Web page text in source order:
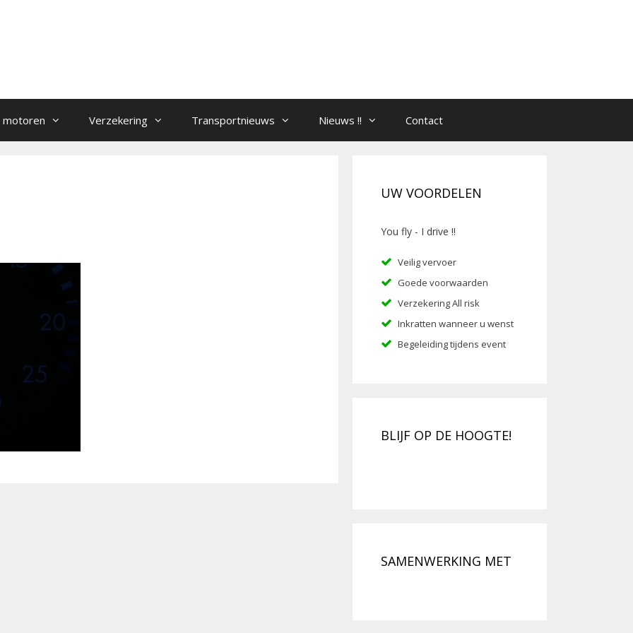
Verzekering Transportnieuws Nieuws !! Contact
UW VOORDELEN
You fly - I drive !!
Veilig vervoer
Goede voorwaarden
Verzekering All risk
Inkratten wanneer u wenst
Begeleiding tijdens event
BLIJF OP DE HOOGTE!
SAMENWERKING MET